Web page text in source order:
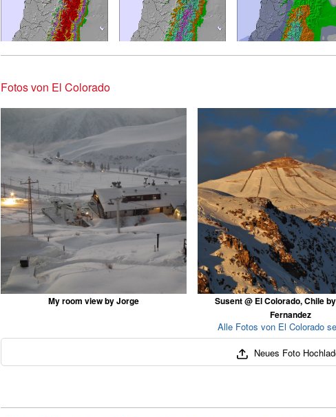
Fotos von El Colorado
My room view by Jorge
Susent @ El Colorado, Chile
Fernandez
Alle Fotos von El Colorado
Neues Foto